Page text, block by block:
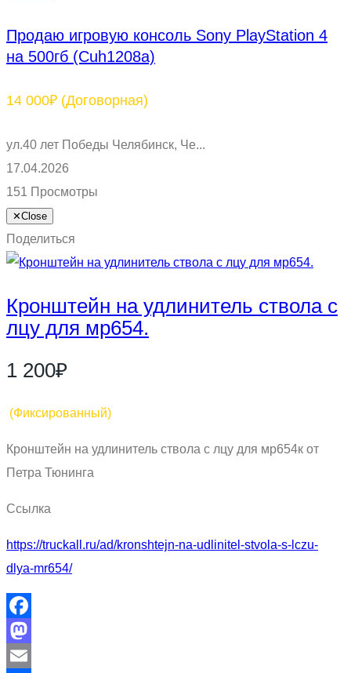
Продаю игровую консоль Sony PlayStation 4
на 500гб (Cuh1208a)
14 000₽ (Договорная)
ул.40 лет Победы Челябинск, Че...
17.04.2026
151 Просмотры
✕Close
Поделиться
Кронштейн на удлинитель ствола с
лцу для мр654.
1 200₽
(Фиксированный)
Кронштейн на удлинитель ствола с лцу для мр654к от
Петра Тюнинга
Ссылка
https://truckall.ru/ad/kronshtejn-na-udlinitel-stvola-s-lczu-
dlya-mr654/
Facebook
Mastodon